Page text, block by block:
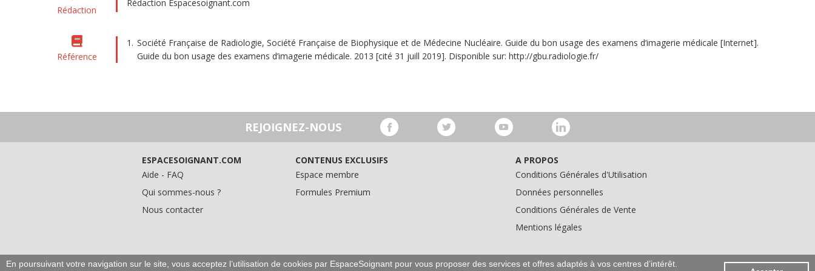
En poursuivant votre navigation sur le site, vous acceptez l’utilisation de cookies par EspaceSoignant pour vous proposer des services et offres adaptés à vos centres d’intérêt.
Rédaction
Rédaction Espacesoignant.com
Référence
Société Française de Radiologie, Société Française de Biophysique et de Médecine Nucléaire. Guide du bon usage des examens d’imagerie médicale [Internet].
Guide du bon usage des examens d’imagerie médicale. 2013 [cité 31 juill 2019]. Disponible sur: http://gbu.radiologie.fr/
REJOIGNEZ-NOUS
ESPACESOIGNANT.COM
Aide - FAQ
Qui sommes-nous ?
Nous contacter
CONTENUS EXCLUSIFS
Espace membre
Formules Premium
A PROPOS
Conditions Générales d'Utilisation
Données personnelles
Conditions Générales de Vente
Mentions légales